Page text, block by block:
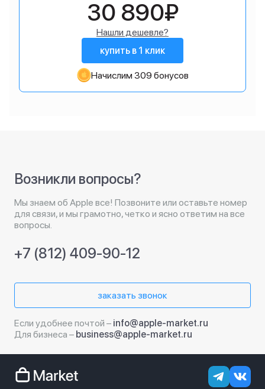
30 890₽
Нашли дешевле?
купить в 1 клик
Начислим 309 бонусов
Возникли вопросы?
Мы знаем об Apple все! Позвоните или оставьте номер
для связи, и мы грамотно, четко и ясно ответим на все
вопросы.
+7 (812) 409-90-12
заказать звонок
Если удобнее почтой – info@apple-market.ru
Для бизнеса – business@apple-market.ru